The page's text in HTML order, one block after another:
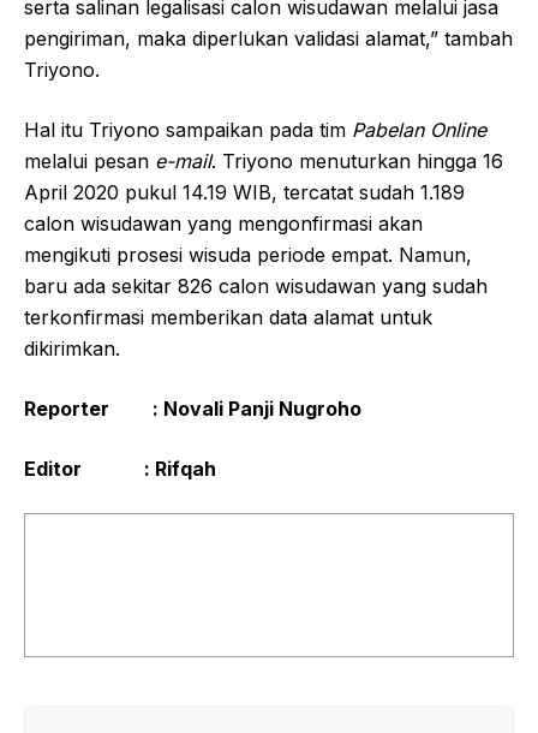
serta salinan legalisasi calon wisudawan melalui jasa
pengiriman, maka diperlukan validasi alamat,” tambah
Triyono.
Hal itu Triyono sampaikan pada tim Pabelan Online
melalui pesan ­ e-mail. Triyono menuturkan hingga 16
April 2020 pukul 14.19 WIB, tercatat sudah 1.189
calon wisudawan yang mengonfirmasi akan
mengikuti prosesi wisuda periode empat. Namun,
baru ada sekitar 826 calon wisudawan yang sudah
terkonfirmasi memberikan data alamat untuk
dikirimkan.
Reporter : Novali Panji Nugroho
Editor : Rifqah